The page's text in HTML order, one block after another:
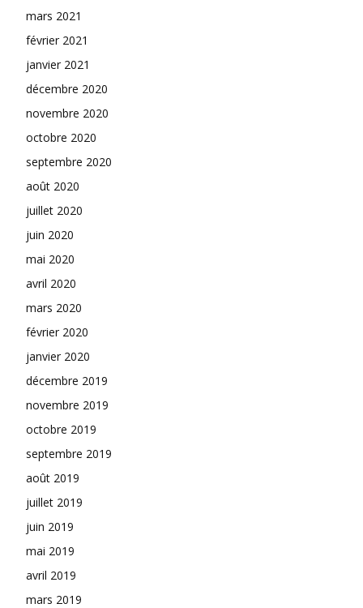
mars 2021
février 2021
janvier 2021
décembre 2020
novembre 2020
octobre 2020
septembre 2020
août 2020
juillet 2020
juin 2020
mai 2020
avril 2020
mars 2020
février 2020
janvier 2020
décembre 2019
novembre 2019
octobre 2019
septembre 2019
août 2019
juillet 2019
juin 2019
mai 2019
avril 2019
mars 2019